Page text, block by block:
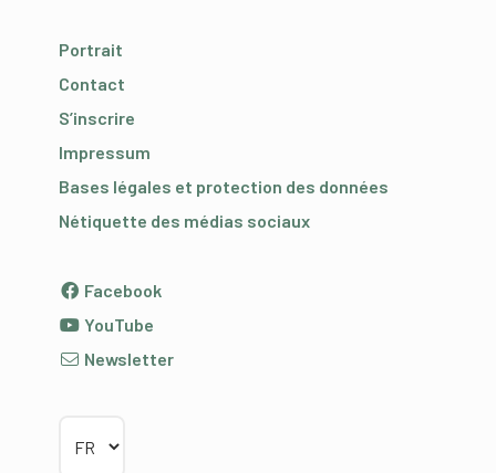
Portrait
Contact
S’inscrire
Impressum
Bases légales et protection des données
Nétiquette des médias sociaux
Facebook
YouTube
Newsletter